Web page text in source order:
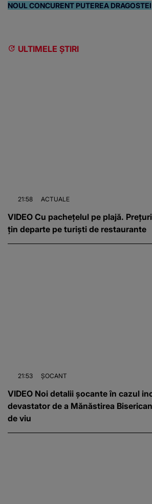
NOUL CONCURENT PUTEREA DRAGOSTEI
ULTIMELE ȘTIRI
21:58 ACTUALE
VIDEO Cu pachețelul pe plajă.
țin departe pe turiști de restaurante
21:53 ȘOCANT
VIDEO Noi detalii șocante în cazul
devastator de a Mănăstirea
de viu